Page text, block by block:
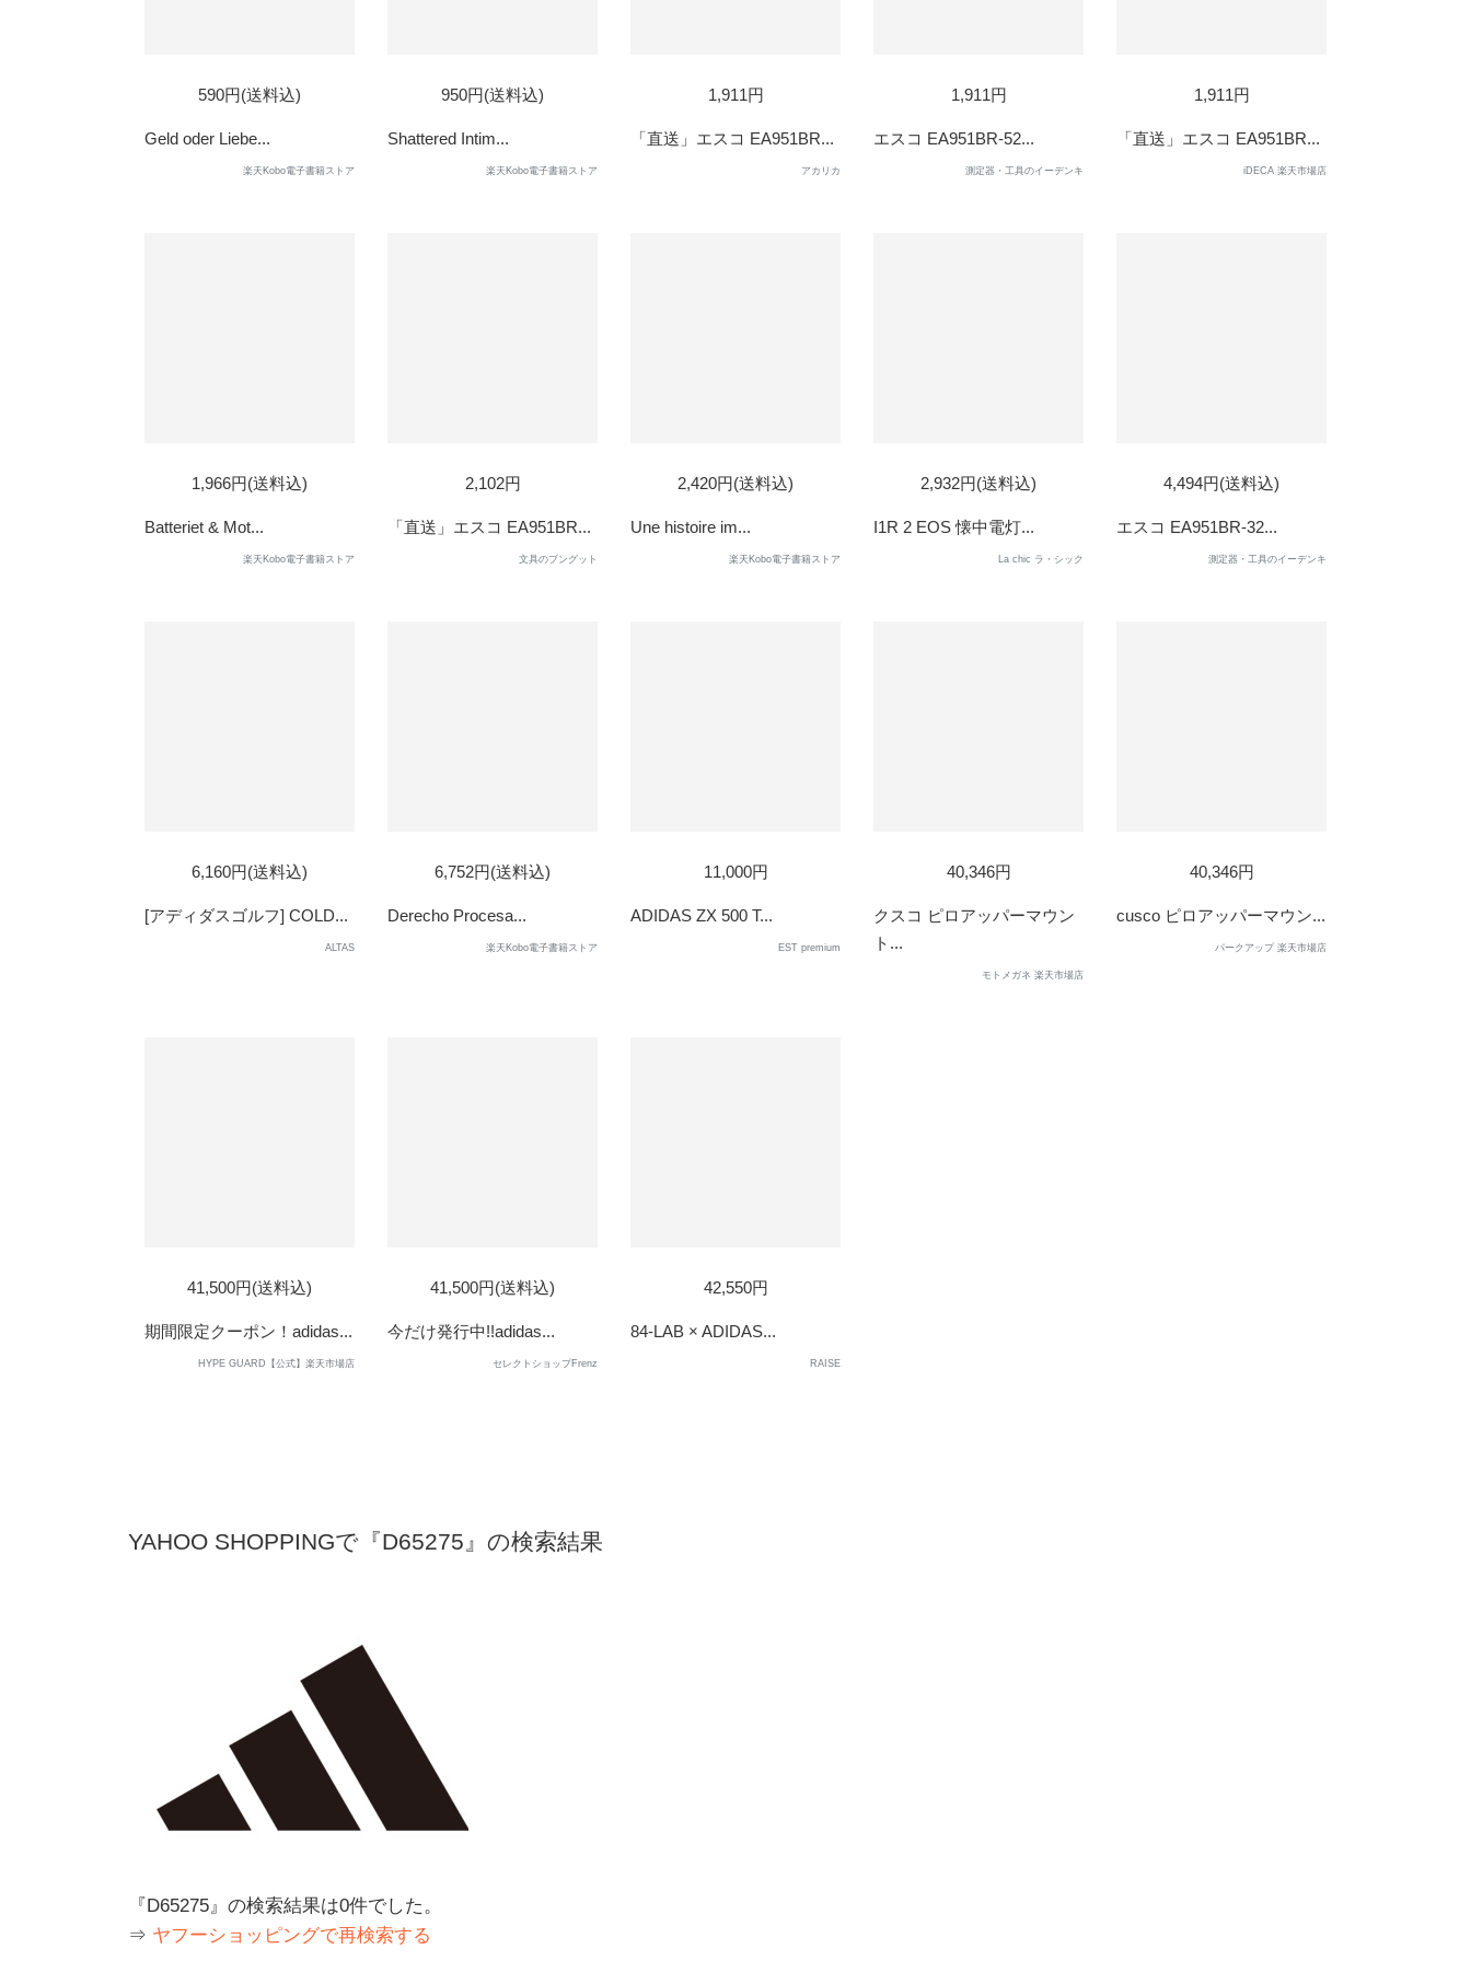
590円(送料込)
Geld oder Liebe...
楽天Kobo電子書籍ストア
950円(送料込)
Shattered Intim...
楽天Kobo電子書籍ストア
1,911円
「直送」エスコ EA951BR...
アカリカ
1,911円
エスコ EA951BR-52...
測定器・工具のイーデンキ
1,911円
「直送」エスコ EA951BR...
iDECA 楽天市場店
1,966円(送料込)
Batteriet & Mot...
楽天Kobo電子書籍ストア
2,102円
「直送」エスコ EA951BR...
文具のブングット
2,420円(送料込)
Une histoire im...
楽天Kobo電子書籍ストア
SOLD
OUT
2,932円(送料込)
I1R 2 EOS 懐中電灯...
La chic ラ・シック
4,494円(送料込)
エスコ EA951BR-32...
測定器・工具のイーデンキ
SOLD
OUT
6,160円(送料込)
[アディダスゴルフ] COLD...
ALTAS
6,752円(送料込)
Derecho Procesa...
楽天Kobo電子書籍ストア
11,000円
ADIDAS ZX 500 T...
EST premium
40,346円
クスコ ピロアッパーマウン
ト...
モトメガネ 楽天市場店
40,346円
cusco ピロアッパーマウン...
パークアップ 楽天市場店
41,500円(送料込)
期間限定クーポン！adidas...
HYPE GUARD【公式】楽天市場店
41,500円(送料込)
今だけ発行中!!adidas...
セレクトショップFrenz
42,550円
84-LAB × ADIDAS...
RAISE
YAHOO SHOPPINGで『D65275』の検索結果
『D65275』の検索結果は0件でした。
⇒ ヤフーショッピングで再検索する